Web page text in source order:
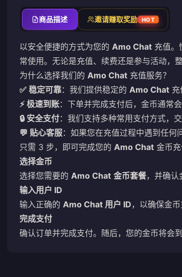
商品描述 邀请赚取奖励 HOT
以安全便捷的方式为您的 Amo Chat 充值。
常使用。无论是充值、续费还是参与活动，
为什么选择我们的 Amo Chat 充值服务？
✅ 稳定可靠：我们提供稳定的 Amo Chat 充
⚡ 极速到账：下单并完成支付后，金币通常
🔒 安全支付：我们支持多种常用支付方式，
💬 贴心客服：如果您在充值过程中遇到任何
只需 3 步，即可完成您的 Amo Chat 金币
选择金币
选择您需要的 Amo Chat 金币套餐，并确认
输入用户 ID
输入正确的 Amo Chat 用户 ID，以确保金币
完成支付
确认订单并完成支付。随后，您的金币将会到